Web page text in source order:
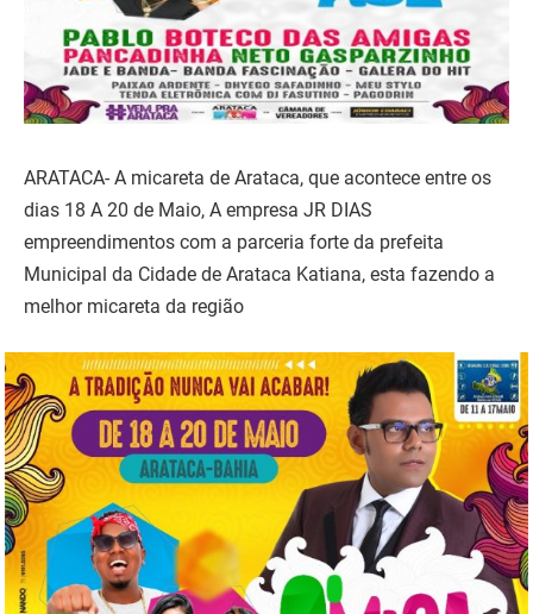
ARATACA- A micareta de Arataca, que acontece entre os
dias 18 A 20 de Maio, A empresa JR DIAS
empreendimentos com a parceria forte da prefeita
Municipal da Cidade de Arataca Katiana, esta fazendo a
melhor micareta da região